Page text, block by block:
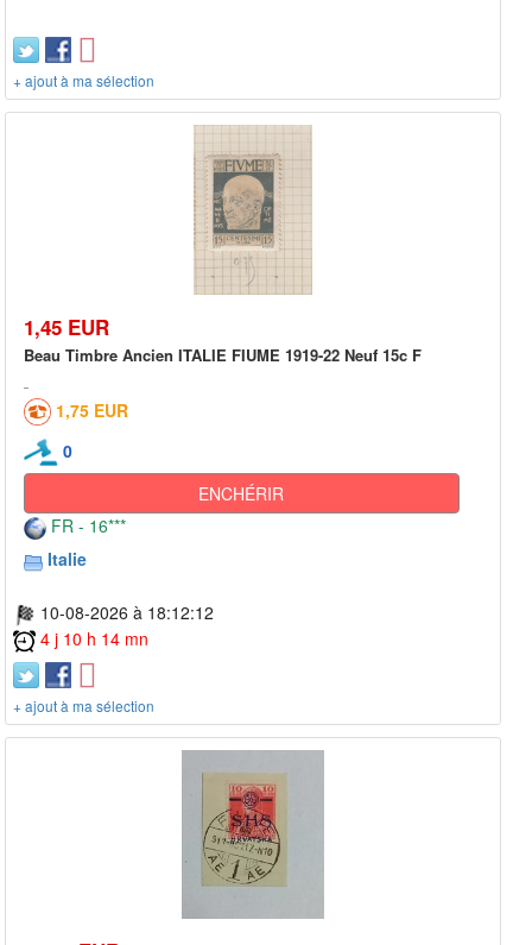
+ ajout à ma sélection
1,45 EUR
Beau Timbre Ancien ITALIE FIUME 1919-22 Neuf 15c F
1,75 EUR
0
ENCHÉRIR
FR - 16***
Italie
10-08-2026 à 18:12:12
4 j 10 h 14 mn
+ ajout à ma sélection